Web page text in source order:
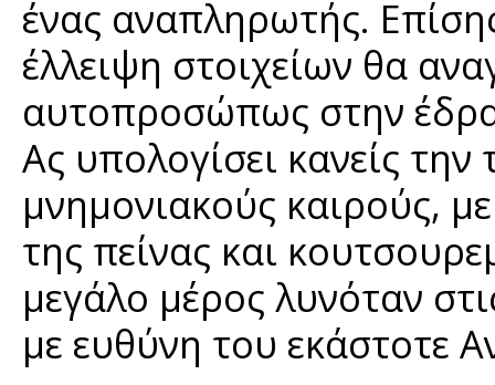
ένας αναπληρωτής.
έλλειψη στοιχείων θα
αυτοπροσώπως στην
Ας υπολογίσει κανείς
μνημονιακούς καιρούς,
της πείνας και
μεγάλο μέρος λυνόταν
με ευθύνη του εκάστοτε